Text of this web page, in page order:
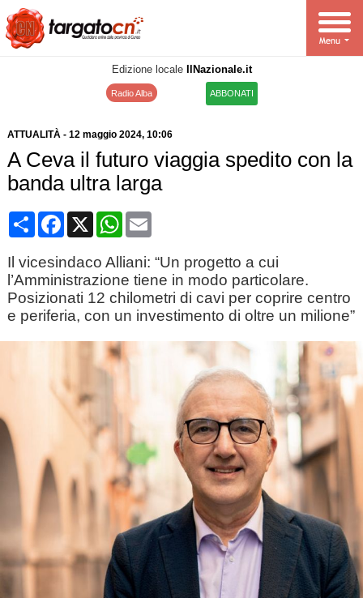
Edizione locale IlNazionale.it
Radio Alba ABBONATI
ATTUALITÀ- 12 maggio 2024, 10:06
A Ceva il futuro viaggia spedito con la
banda ultra larga
CondividiFacebook
X WhatsApp
Email
Il vicesindaco Alliani: “Un progetto a cui
l’Amministrazione tiene in modo particolare.
Posizionati 12 chilometri di cavi per coprire centro
e periferia, con un investimento di oltre un milione”